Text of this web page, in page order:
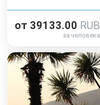
от 39133.00 RUB
за человека